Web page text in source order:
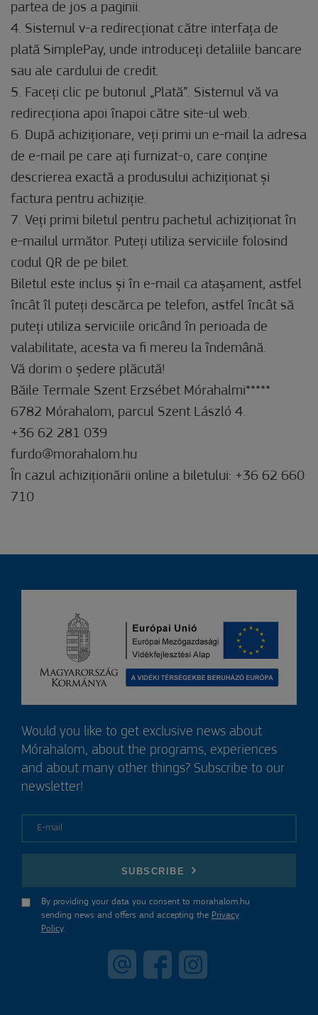
partea de jos a paginii.
4. Sistemul v-a redirecționat către interfața de
plată SimplePay, unde introduceți detaliile bancare
sau ale cardului de credit.
5. Faceți clic pe butonul „Plată”. Sistemul vă va
redirecționa apoi înapoi către site-ul web.
6. După achiziționare, veți primi un e-mail la adresa
de e-mail pe care ați furnizat-o, care conține
descrierea exactă a produsului achiziționat și
factura pentru achiziție.
7. Veți primi biletul pentru pachetul achiziționat în
e-mailul următor. Puteți utiliza serviciile folosind
codul QR de pe bilet.
Biletul este inclus și în e-mail ca atașament, astfel
încât îl puteți descărca pe telefon, astfel încât să
puteți utiliza serviciile oricând în perioada de
valabilitate, acesta va fi mereu la îndemână.
Vă dorim o ședere plăcută!
Băile Termale Szent Erzsébet Mórahalmi*****
6782 Mórahalom, parcul Szent László 4.
+36 62 281 039
furdo@morahalom.hu
În cazul achiziționării online a biletului: +36 62 660
710
Would you like to get exclusive news about
Mórahalom, about the programs, experiences
and about many other things? Subscribe to our
newsletter!
SUBSCRIBE
By providing your data you consent to morahalom.hu
sending news and offers and accepting the Privacy
Policy.